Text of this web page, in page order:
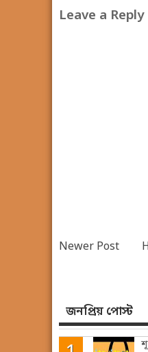
Leave a Reply
Newer Post
জনপ্রিয় পোস্ট